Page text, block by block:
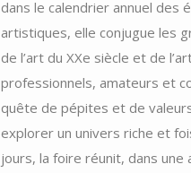
dans le calendrier annuel des
artistiques, elle conjugue les
de l’art du XXe siècle et de
professionnels, amateurs et
quête de pépites et de
explorer un univers riche et
jours, la foire réunit, dans une